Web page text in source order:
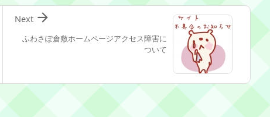
ふわさぽ倉敷ホームページアクセス障害に
ついて

Next